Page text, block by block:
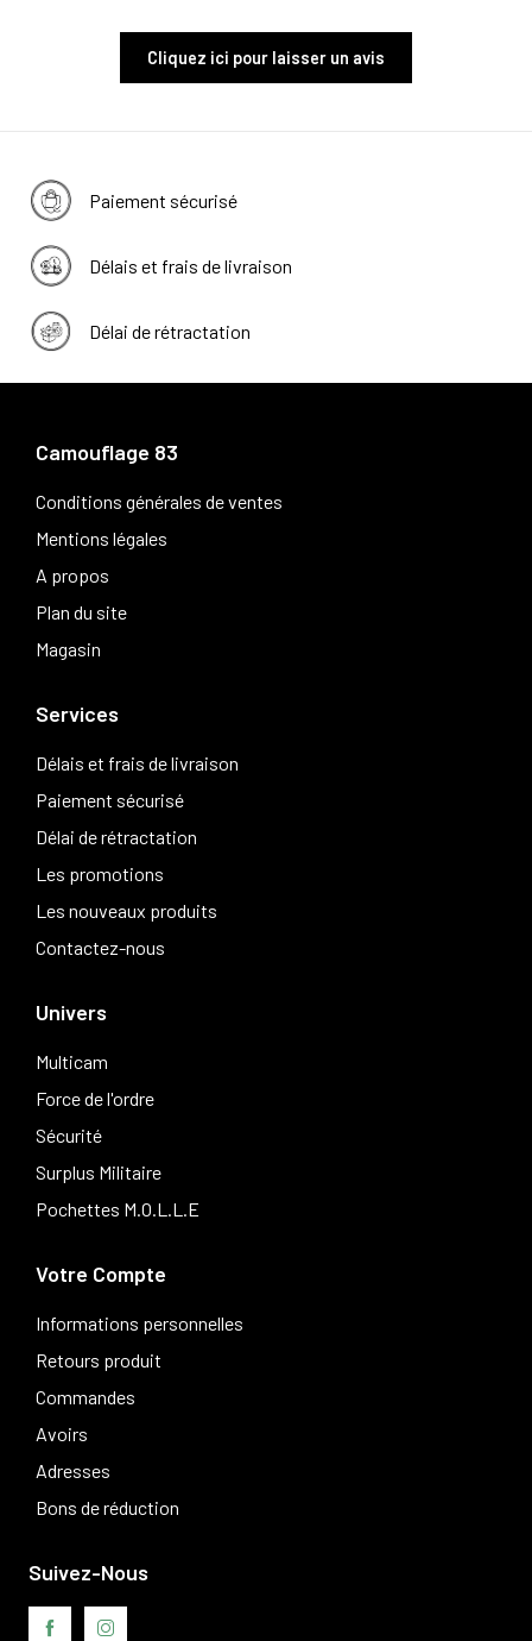
Cliquez ici pour laisser un avis
Paiement sécurisé
Délais et frais de livraison
Délai de rétractation
Camouflage 83
Conditions générales de ventes
Mentions légales
A propos
Plan du site
Magasin
Services
Délais et frais de livraison
Paiement sécurisé
Délai de rétractation
Les promotions
Les nouveaux produits
Contactez-nous
Univers
Multicam
Force de l'ordre
Sécurité
Surplus Militaire
Pochettes M.O.L.L.E
Votre Compte
Informations personnelles
Retours produit
Commandes
Avoirs
Adresses
Bons de réduction
Suivez-Nous